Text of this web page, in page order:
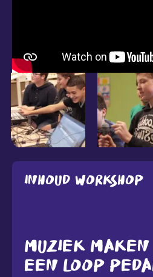
Inhoud workshop
MUZIEK MAKEN
EEN LOOP